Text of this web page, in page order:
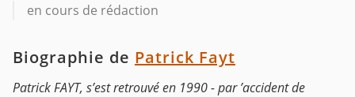
en cours de rédaction
Biographie de Patrick Fayt
Patrick FAYT, s’est retrouvé en 1990 - par ’accident de